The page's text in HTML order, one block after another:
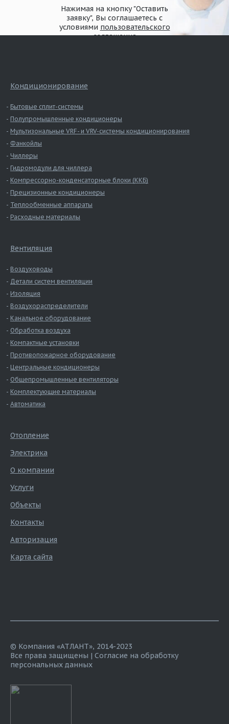
Нажимая на кнопку "Оставить
заявку", Вы соглашаетесь с
условиями пользовательского
соглашения
Кондиционирование
Бытовые сплит-системы
Полупромышленные кондиционеры
Мультизональные VRF- и VRV-системы кондиционирования
Фанкойлы
Чиллеры
Гидромодули для чиллера
Компрессорно-конденсаторные блоки (ККБ)
Прецизионные кондиционеры
Теплообменные аппараты
Расходные материалы
Вентиляция
Воздуховоды
Детали систем вентиляции
Изоляция
Воздухораспределители
Канальное оборудование
Обработка воздуха
Компактные установки
Противопожарное оборудование
Центральные кондиционеры
Общепромышленные вентиляторы
Комплектующие материалы
Автоматика
Отопление
Электрика
О компании
Услуги
Объекты
Контакты
Авторизация
Карта сайта
© Компания «АТЛАНТ», 2014-2023
Все права защищены | Согласие на обработку
персональных данных